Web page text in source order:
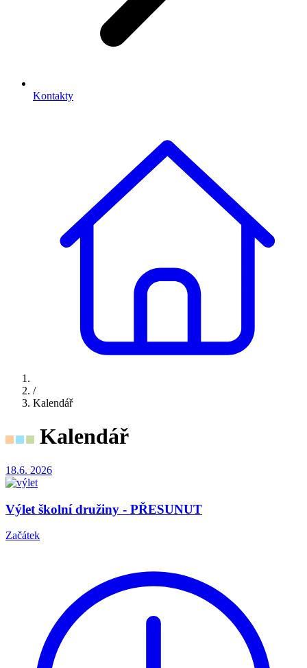
Kontakty
/
Kalendář
Kalendář
18.6. 2026
Výlet školní družiny - PŘESUNUT
Začátek